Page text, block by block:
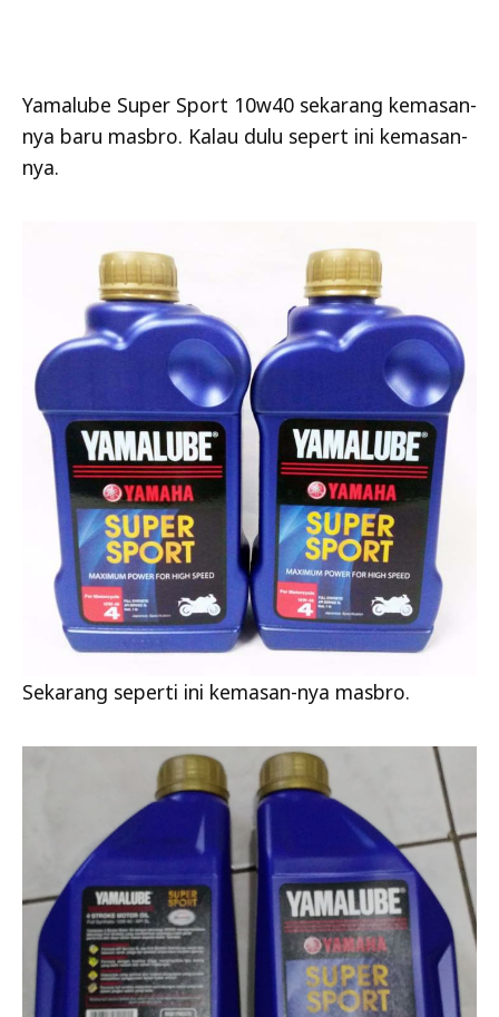
Yamalube Super Sport 10w40 sekarang kemasan-
nya baru masbro. Kalau dulu sepert ini kemasan-
nya.
Sekarang seperti ini kemasan-nya masbro.